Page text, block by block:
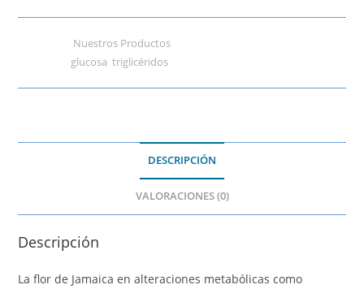
Nuestros Productos
glucosa ,triglicéridos
DESCRIPCIÓN
VALORACIONES (0)
Descripción
La flor de Jamaica en alteraciones metabólicas como